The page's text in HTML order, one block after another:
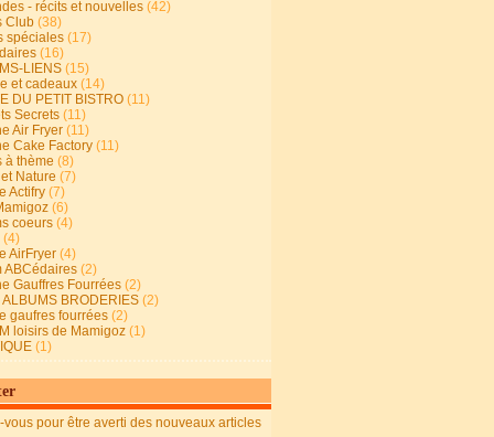
- récits et nouvelles (42)
Club (38)
spéciales (17)
(16)
LIENS (15)
et cadeaux (14)
DU PETIT BISTRO (11)
Secrets (11)
Air Fryer (11)
Cake Factory (11)
à thème (8)
Nature (7)
Actifry (7)
(6)
coeurs (4)
(4)
AirFryer (4)
ABCédaires (2)
Gauffres Fourrées (2)
ALBUMS BRODERIES (2)
gaufres fourrées (2)
loisirs de Mamigoz (1)
(1)
vous pour être averti des nouveaux articles